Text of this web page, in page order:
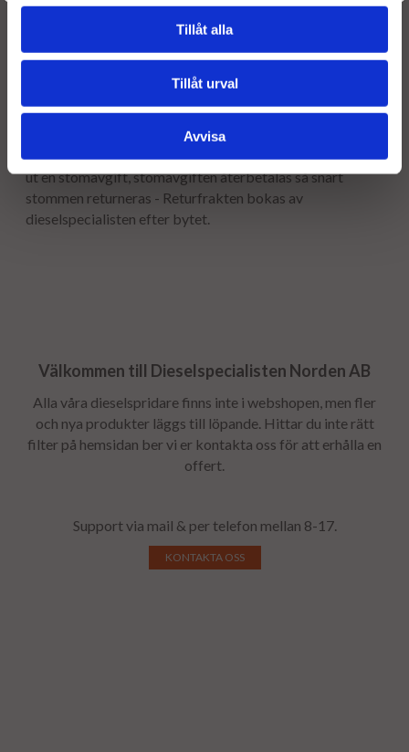
Tillåt alla
Tillåt urval
Avvisa
Leveranstiden normalt ca är 2-5 arbetsdagar.
Garanti:
Som en säkerhet för att få tillbaka er gamla stomme tar vi
ut en stomavgift, stomavgiften återbetalas så snart
stommen returneras - Returfrakten bokas av
dieselspecialisten efter bytet.
Välkommen till Dieselspecialisten Norden AB
Alla våra dieselspridare finns inte i webshopen, men fler
och nya produkter läggs till löpande. Hittar du inte rätt
filter på hemsidan ber vi er kontakta oss för att erhålla en
offert.
Support via mail & per telefon mellan 8-17.
KONTAKTA OSS